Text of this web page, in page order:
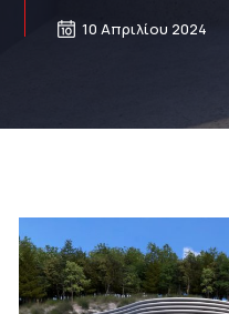
10 Απριλίου 2024